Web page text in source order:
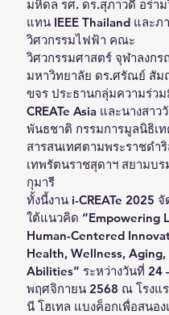
มหิดล รศ. ดร.สุภาวดี อร่า
แทน IEEE Thailand และภ
วิศวกรรมไฟฟ้า คณะ
วิศวกรรมศาสตร์ จุฬาลงก
มหาวิทยาลัย ดร.ศรัณย์ สัม
ขจร ประธานกลุ่มความร่ว
CREATe Asia และนางสาว
พันธชาติ กรรมการมูลนิธิเ
สารสนเทศตามพระราชดำ
เทพรัตนราชสุดาฯ สยามบร
กุมารี
ทั้งนี้งาน i-CREATe 2025
ใต้แนวคิด “Empowering
Human-Centered
Health, Wellness, Aging,
Abilities” ระหว่างวันที่ 24
พฤศจิกายน 2568 ณ โรงแ
นี โฮเทล แบงค็อกเพื่อสนอ